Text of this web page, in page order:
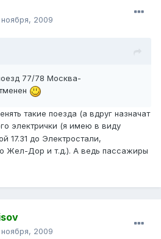
2009
77/78 Москва-
такие поезда (а вдруг назначат
электрички (я имею в виду
17.31 до Электростали,
Жел-Дор и т.д.). А ведь пассажиры
2009